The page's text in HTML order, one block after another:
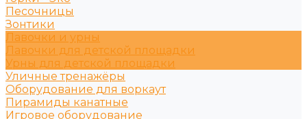
Песочницы
Зонтики
Лавочки и урны
Лавочки для детской площадки
Урны для детской площадки
Уличные тренажёры
Оборудование для воркаут
Пирамиды канатные
Игровое оборудование